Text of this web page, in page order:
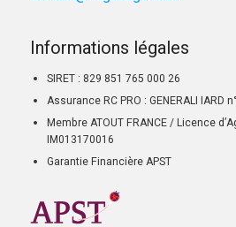
Informations légales
SIRET : 829 851 765 000 26
Assurance RC PRO : GENERALI IARD
Membre ATOUT FRANCE / Licence
IM013170016
Garantie Financière APST